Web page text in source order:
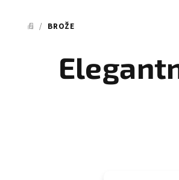
DOMŮ
/ BROŽE